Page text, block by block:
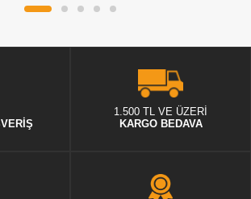
1.500 TL VE ÜZERİ
KARGO BEDAVA